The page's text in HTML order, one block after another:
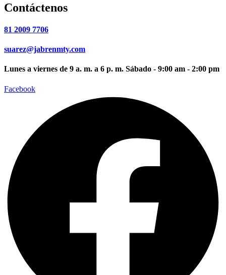
Contáctenos
81 2009 7706
suarez@jabrenmty.com
Lunes a viernes de 9 a. m. a 6 p. m. Sábado - 9:00 am - 2:00 pm
Facebook